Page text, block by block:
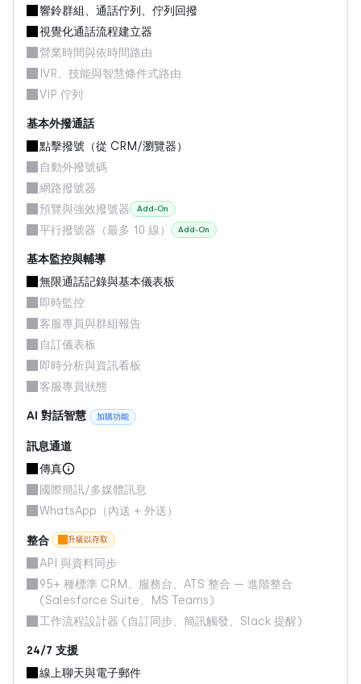
響鈴群組、通話佇列、佇列回撥
視覺化通話流程建立器
營業時間與依時間路由
IVR、技能與智慧條件式路由
VIP 佇列
基本外撥通話
點擊撥號（從 CRM/瀏覽器）
自動外撥號碼
網路撥號器
預覽與強效撥號器
Add-On
平行撥號器（最多 10 線） Add-On
基本監控與輔導
無限通話記錄與基本儀表板
即時監控
客服專員與群組報告
自訂儀表板
即時分析與資訊看板
客服專員狀態
AI 對話智慧 加購功能
訊息通道
傳真
國際簡訊/多媒體訊息
WhatsApp（內送 + 外送）
整合 升級以存取
API 與資料同步
95+ 種標準 CRM、服務台、ATS 整合 — 進階整合
(Salesforce Suite、MS Teams)
工作流程設計器 (自訂同步、簡訊觸發、Slack 提醒)
24/7 支援
線上聊天與電子郵件